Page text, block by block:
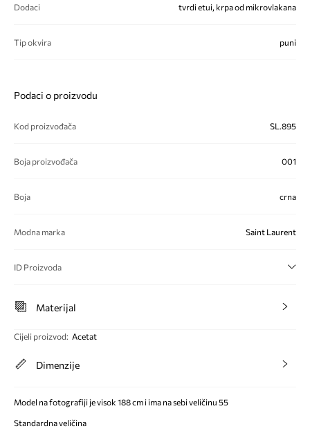
Dodaci tvrdi etui, krpa od mikrovlakana
Tip okvira puni
Podaci o proizvodu
Kod proizvođača SL.895
Boja proizvođača 001
Boja crna
Modna marka Saint Laurent
ID Proizvoda
Materijal
Cijeli proizvod: Acetat
Dimenzije
Model na fotografiji je visok 188 cm i ima na sebi veličinu 55
Standardna veličina